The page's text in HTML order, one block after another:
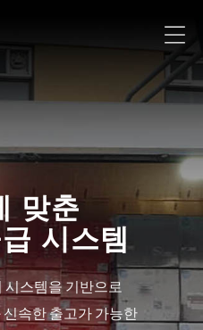
맞춘
시스템
시스템을 기반으로
속한 출고가 가능한